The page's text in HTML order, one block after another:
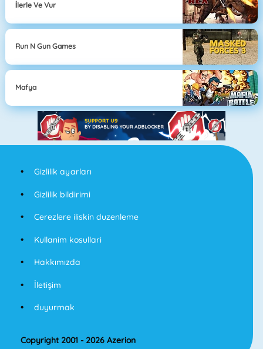
İlerle Ve Vur
Run N Gun Games
Mafya
Gizlilik ayarları
Gizlilik bildirimi
Cerezlere iliskin duzenleme
Kullanim kosullari
Hakkımızda
İletişim
duyurmak
Copyright 2001 - 2026 Azerion